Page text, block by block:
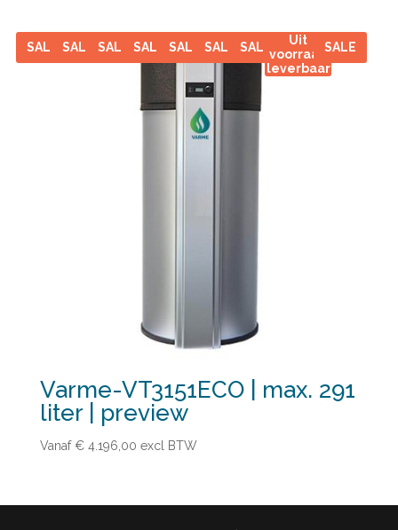
SALE SALE SALE SALE SALE SALE SALE
Uit
voorraad
leverbaar
SALE
Varme-VT3151ECO | max. 291
liter | preview
Vanaf € 4.196,00 excl BTW